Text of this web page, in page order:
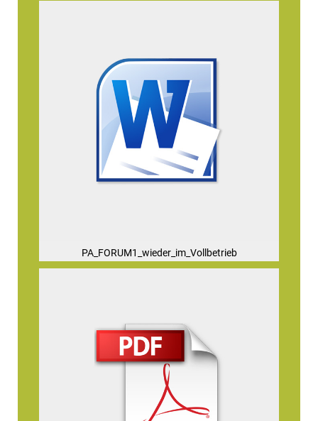
PA_FORUM1_wieder_im_Vollbetrieb